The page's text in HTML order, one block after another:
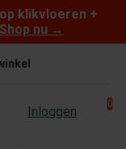
klikvloeren +
Shop nu →
Inloggen 0